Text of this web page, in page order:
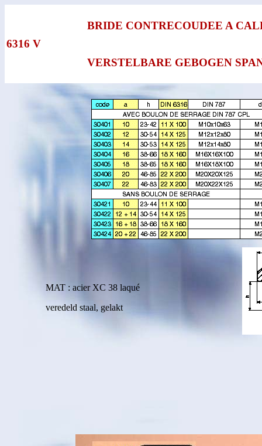
6316 V
BRIDE CONTRECOUDEE A
VERSTELBARE GEBOGEN
MAT : acier XC 38 laqué
veredeld staal, gelakt